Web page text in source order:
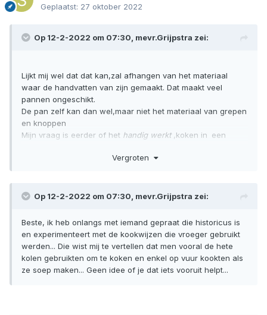
Geplaatst: 27 oktober 2022
Op 12-2-2022 om 07:30, mevr.Grijpstra zei:
Lijkt mij wel dat dat kan,zal afhangen van het materiaal
waar de handvatten van zijn gemaakt. Dat maakt veel
pannen ongeschikt.
De pan zelf kan dan wel,maar niet het materiaal van grepen
en knoppen
Mijn vraag is eerder of het handig werkt ,koken in een
kunnen kijken en wrschnlk is plaatsen in het vuur snel te
je eigen bescherming!
Koop bij de kringloop een goedkope emaille pan of gebruik
een oude van jezelf.
Leuk experiment toch?
https://www.google.com/url?
sa=t&source=web&rct=j&url=https://www.kampeerwereld.nl
Vergroten
Op 12-2-2022 om 07:30, mevr.Grijpstra zei:
Beste, ik heb onlangs met iemand gepraat die historicus is
en experimenteert met de kookwijzen die vroeger gebruikt
werden... Die wist mij te vertellen dat men vooral de hete
kolen gebruikten om te koken en enkel op vuur kookten als
ze soep maken... Geen idee of je dat iets vooruit helpt...